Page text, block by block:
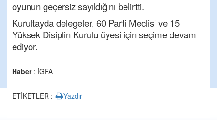
oyunun geçersiz sayıldığını belirtti.
Kurultayda delegeler, 60 Parti Meclisi ve 15
Yüksek Disiplin Kurulu üyesi için seçime devam
ediyor.
Haber: İGFA
ETİKETLER : Yazdır